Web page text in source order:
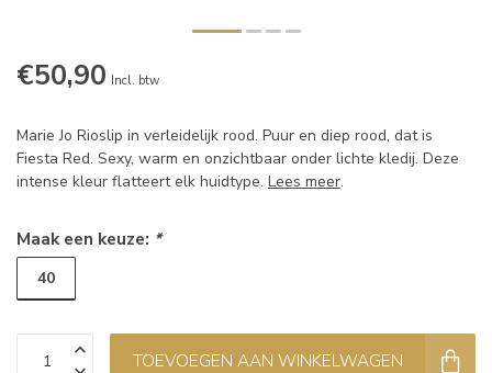
€50,90 Incl. btw
Marie Jo Rioslip in verleidelijk rood. Puur en diep rood, dat is
Fiesta Red. Sexy, warm en onzichtbaar onder lichte kledij. Deze
intense kleur flatteert elk huidtype. Lees meer.
Maak een keuze: *
40
TOEVOEGEN AAN WINKELWAGEN